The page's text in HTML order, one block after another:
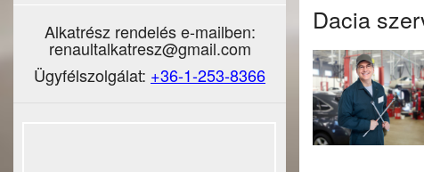
Dacia
Alkatrész rendelés e-mailben:
renaultalkatresz@gmail.com
Ügyfélszolgálat: +36-1-253-8366